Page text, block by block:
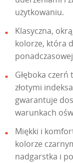
użytkowaniu.
Klasyczna,
kolorze, która
Głęboka
złotymi
gwarantuje
warunkach
Miękki i
kolorze
nadgarstka i